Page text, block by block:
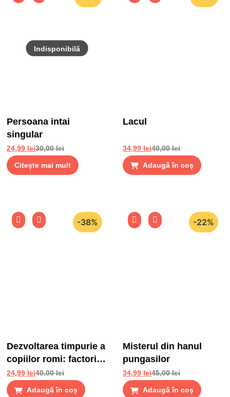
Persoana intai
singular
30,00lei
24,99 lei
Citește mai mult
Lacul
40,00lei
34,99 lei
Adaugă în coș
-38%
Dezvoltarea timpurie a
copiilor romi: factori
de risc si factori de
protectie
40,00lei
24,99 lei
Adaugă în coș
-22%
Misterul din hanul
pungasilor
45,00lei
34,99 lei
Adaugă în coș